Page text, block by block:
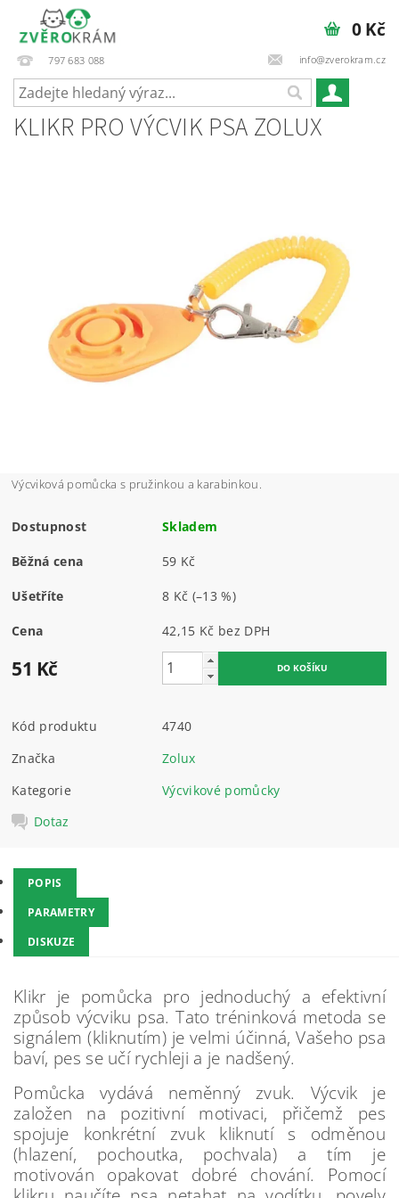
797 683 088 info@zverokram.cz
0 Kč
KLIKR PRO VÝCVIK PSA ZOLUX
Výcviková pomůcka s pružinkou a karabinkou.
Dostupnost Skladem
Běžná cena 59 Kč
Ušetříte 8 Kč (–13 %)
Cena 42,15 Kč bez DPH
51 Kč
Kód produktu
4740
Značka
Zolux
Kategorie
Výcvikové pomůcky
Dotaz
POPIS
PARAMETRY
DISKUZE
Klikr je pomůcka pro jednoduchý a efektivní
způsob výcviku psa. Tato tréninková metoda se
signálem (kliknutím) je velmi účinná, Vašeho psa
baví, pes se učí rychleji a je nadšený.
Pomůcka vydává neměnný zvuk. Výcvik je
založen na pozitivní motivaci, přičemž pes
spojuje konkrétní zvuk kliknutí s odměnou
(hlazení, pochoutka, pochvala) a tím je
motivován opakovat dobré chování. Pomocí